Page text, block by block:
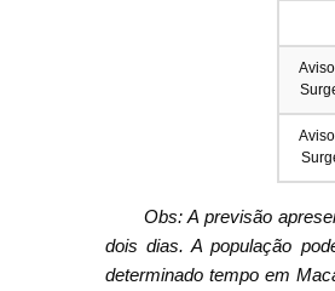
Obs: A previsão
dois dias. A população
determinado tempo em